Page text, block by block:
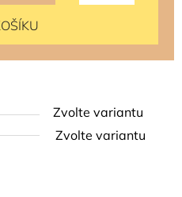
Zvolte variantu
Zvolte variantu